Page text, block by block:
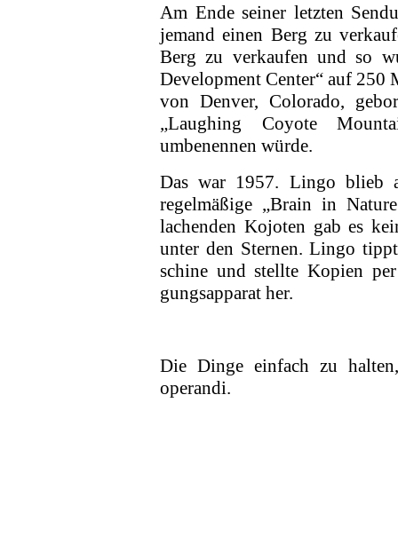
Am Ende seiner letzten
jemand einen Berg zu
Berg zu verkaufen und so
Development Center“ auf
von Denver, Colorado,
„Laughing Coyote
umbenennen würde.
Das war 1957. Lingo blieb
regelmäßige „Brain in
lachenden Kojoten gab es
unter den Sternen. Lingo
schine und stellte Kopien
gungs­apparat her.
Die Dinge einfach zu
operandi.